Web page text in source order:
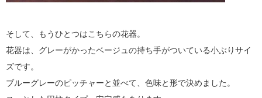
そして、もうひとつはこちらの花器。
花器は、グレーがかったベージュの持ち手がついている小ぶりサイ
ズです。
ブルーグレーのピッチャーと並べて、色味と形で決めました。